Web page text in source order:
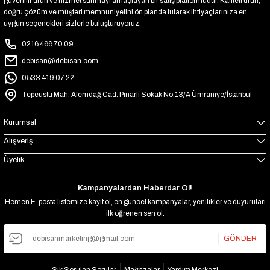
₺2.715
₺2.916
doğru çözüm ve müşteri memnuniyetini ön planda tutarak ihtiyaçlarınıza en
uygun seçenekleri sizlerle buluşturuyoruz.
0216 466 70 09
debisan@debisan.com
0533 419 07 22
Tepeüstü Mah. Alemdağ Cad. Pınarlı Sokak No:13/A Ümraniye/İstanbul
Kurumsal
Alışveriş
Üyelik
Kampanyalardan Haberdar Ol!
Hemen E-posta listemize kayıt ol, en güncel kampanyalar, yenilikler ve duyuruları
ilk öğrenen sen ol.
GÖNDER